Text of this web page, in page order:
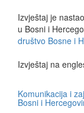
Izvještaj je
u Bosni i
društvo Bosne i
Izvještaj na
Komunikacija i
Bosni i